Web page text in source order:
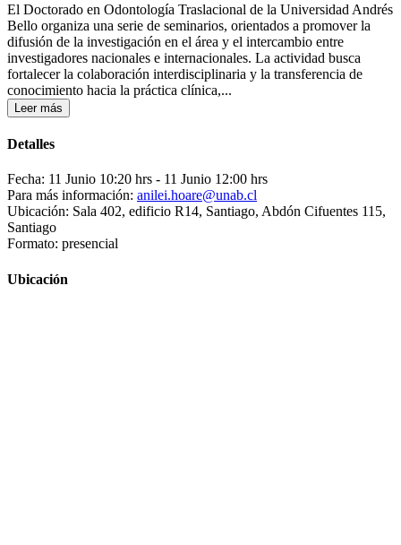
El Doctorado en Odontología Traslacional de la Universidad Andrés
Bello organiza una serie de seminarios, orientados a promover la
difusión de la investigación en el área y el intercambio entre
investigadores nacionales e internacionales. La actividad busca
fortalecer la colaboración interdisciplinaria y la transferencia de
conocimiento hacia la práctica clínica,...
Leer más
Detalles
Fecha: 11 Junio 10:20 hrs - 11 Junio 12:00 hrs
Para más información: anilei.hoare@unab.cl
Ubicación: Sala 402, edificio R14, Santiago, Abdón Cifuentes 115,
Santiago
Formato: presencial
Ubicación